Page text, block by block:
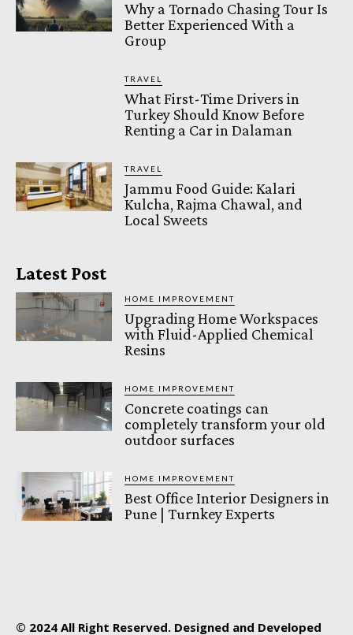
Why a Tornado Chasing Tour Is
Better Experienced With a
Group
TRAVEL
What First-Time Drivers in
Turkey Should Know Before
Renting a Car in Dalaman
TRAVEL
Jammu Food Guide: Kalari
Kulcha, Rajma Chawal, and
Local Sweets
Latest Post
HOME IMPROVEMENT
Upgrading Home Workspaces
with Fluid-Applied Chemical
Resins
HOME IMPROVEMENT
Concrete coatings can
completely transform your old
outdoor surfaces
HOME IMPROVEMENT
Best Office Interior Designers in
Pune | Turnkey Experts
© 2024 All Right Reserved. Designed and Developed